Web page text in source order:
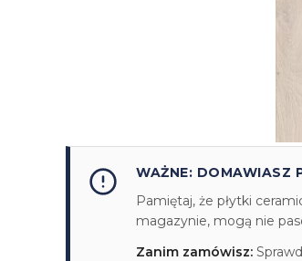
WAŻNE: DOMAWIASZ
Pamiętaj, że płytki
magazynie, mogą nie
Zanim zamówisz: